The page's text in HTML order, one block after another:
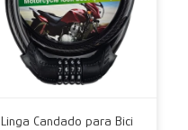
Linga Candado para Bici